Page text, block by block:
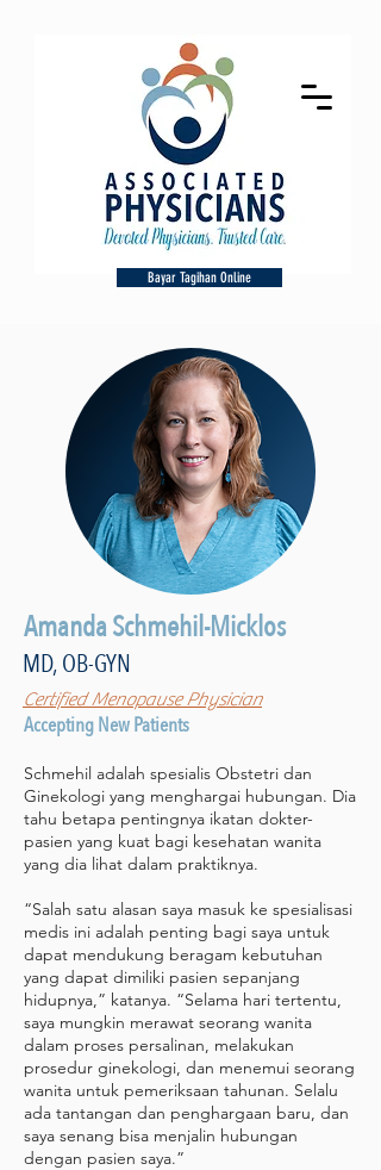
Bayar Tagihan Online
Amanda Schmehil-Micklos
MD, OB-GYN
Certified Menopause Physician
Accepting New Patients
Schmehil adalah spesialis Obstetri dan
Ginekologi yang menghargai hubungan. Dia
tahu betapa pentingnya ikatan dokter-
pasien yang kuat bagi kesehatan wanita
yang dia lihat dalam praktiknya.
“Salah satu alasan saya masuk ke spesialisasi
medis ini adalah penting bagi saya untuk
dapat mendukung beragam kebutuhan
yang dapat dimiliki pasien sepanjang
hidupnya,” katanya. “Selama hari tertentu,
saya mungkin merawat seorang wanita
dalam proses persalinan, melakukan
prosedur ginekologi, dan menemui seorang
wanita untuk pemeriksaan tahunan. Selalu
ada tantangan dan penghargaan baru, dan
saya senang bisa menjalin hubungan
dengan pasien saya.”